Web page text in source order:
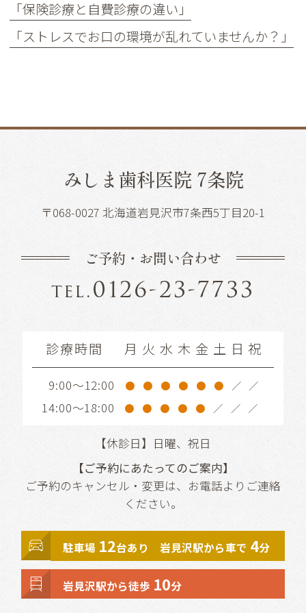
「保険診療と自費診療の違い」
「ストレスでお口の環境が乱れていませんか？」
みしま歯科医院 7条院
〒068-0027 北海道岩見沢市7条西5丁目20-1
ご予約・お問い合わせ
tel.0126-23-7733
診療時間 月 火 水 木 金 土 日 祝
9:00～12:00 ● ● ● ● ● ● ／ ／
14:00～18:00 ● ● ● ● ● ／ ／ ／
【休診日】日曜、祝日
【ご予約にあたってのご案内】
ご予約のキャンセル・変更は、お電話よりご連絡
ください。
駐車場 12台あり 岩見沢駅から車で 4分
岩見沢駅から徒歩 10分